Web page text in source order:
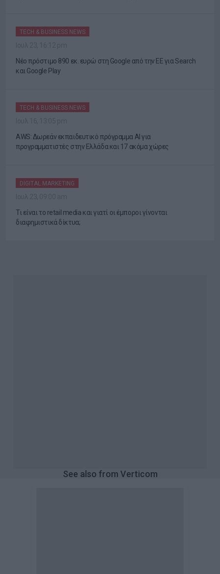
TECH & BUSINESS NEWS
Νέο πρόστιμο 890 εκ. ευρώ στη Google από την ΕΕ για Search
και Google Play
TECH & BUSINESS NEWS
AWS: Δωρεάν εκπαιδευτικό πρόγραμμα AI για
προγραμματιστές στην Ελλάδα και 17 ακόμα χώρες
DIGITAL MARKETING
Τι είναι το retail media και γιατί οι έμποροι γίνονται
διαφημιστικά δίκτυα;